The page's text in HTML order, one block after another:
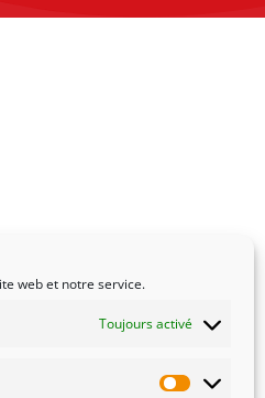
web et notre service.
Toujours activé